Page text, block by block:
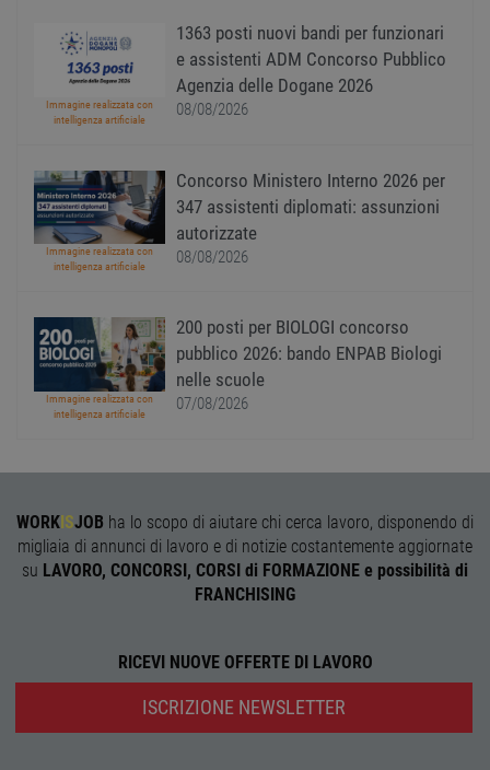
Immagine realizzata con
intelligenza artificiale
1363 posti nuovi bandi per funzionari
e assistenti ADM Concorso Pubblico
Agenzia delle Dogane 2026
08/08/2026
Immagine realizzata con
intelligenza artificiale
Concorso Ministero Interno 2026 per
347 assistenti diplomati: assunzioni
autorizzate
08/08/2026
Immagine realizzata con
intelligenza artificiale
200 posti per BIOLOGI concorso
pubblico 2026: bando ENPAB Biologi
nelle scuole
07/08/2026
WORKISJOB ha lo scopo di aiutare chi cerca lavoro, disponendo di
migliaia di annunci di lavoro e di notizie costantemente aggiornate
su LAVORO, CONCORSI, CORSI di FORMAZIONE e possibilità di
FRANCHISING
RICEVI NUOVE OFFERTE DI LAVORO
ISCRIZIONE NEWSLETTER
NON CLASSIFICATI
Targeting
Funzionalità
Non classificati
I cookie strettamente necessari consentono le
funzionalità principali del sito web come
senza i cookie strettamente necessari.
Nome
Provider/Dominio Scadenza
PHPSESSID
PHP.net